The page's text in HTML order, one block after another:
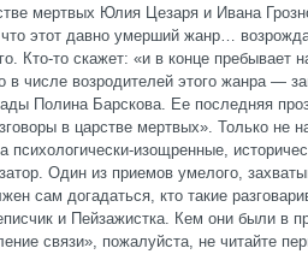
мертвых Юлия Цезаря и Ивана
этот давно умерший жанр…
Кто-то скажет: «и в конце пребывает
числе возродителей этого жанра —
Полина Барскова. Ее последняя
в царстве мертвых». Только не
психологически-изощренные,
Один из приемов умелого,
сам догадаться, кто такие
и Пейзажистка. Кем они были в
связи», пожалуйста, не читайте